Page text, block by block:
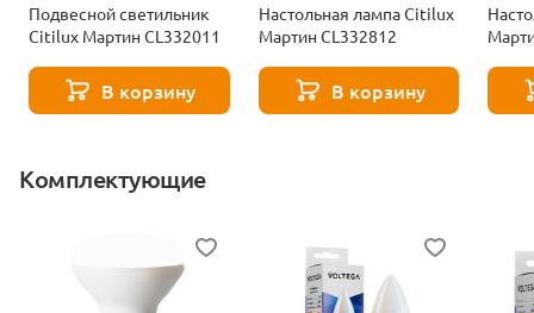
Подвесной светильник
Citilux Мартин CL332011
В корзину
Настольная лампа Citilux
Мартин CL332812
В корзину
Комплектующие